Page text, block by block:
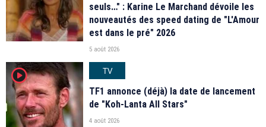
seuls…" : Karine Le Marchand dévoile les
nouveautés des speed dating de "L'Amour
est dans le pré" 2026
5 août 2026
player2
TV
TF1 annonce (déjà) la date de lancement
de "Koh-Lanta All Stars"
4 août 2026